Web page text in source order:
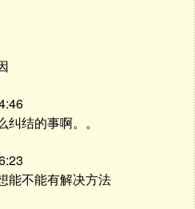
结的事啊。。
能不能有解决方法